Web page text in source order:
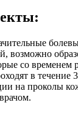
возможно
со временем
в течение
на проколы